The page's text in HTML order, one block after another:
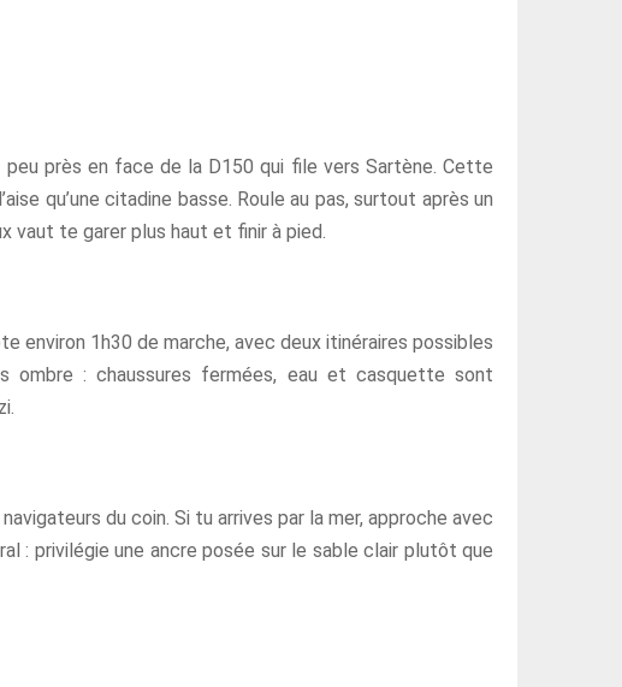
près en face de la D150 qui file vers Sartène. Cette
qu’une citadine basse. Roule au pas, surtout après un
vaut te garer plus haut et finir à pied.
environ 1h30 de marche, avec deux itinéraires possibles
ombre : chaussures fermées, eau et casquette sont
du coin. Si tu arrives par la mer, approche avec
: privilégie une ancre posée sur le sable clair plutôt que